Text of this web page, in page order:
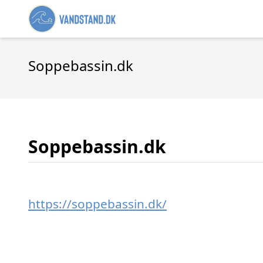
Soppebassin.dk
Soppebassin.dk
https://soppebassin.dk/